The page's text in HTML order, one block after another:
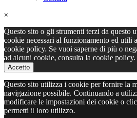
×
Questo sito o gli strumenti terzi da questo
cookie necessari al funzionamento ed utili
cookie policy. Se vuoi saperne di più o
ad alcuni cookie, consulta la cookie policy.
Accetto
Questo sito utilizza i cookie per fornire la
navigazione possibile. Continuando a
modificare le impostazioni dei cookie o
permetti il loro utilizzo.